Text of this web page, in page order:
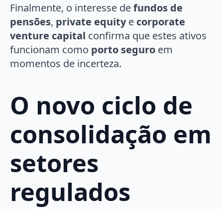
Finalmente, o interesse defundos de
pensões, private equitye corporate
venture capital confirma que estes ativos
funcionam como porto seguro em
momentos de incerteza.
O novo ciclo de
consolidação em
setores
regulados